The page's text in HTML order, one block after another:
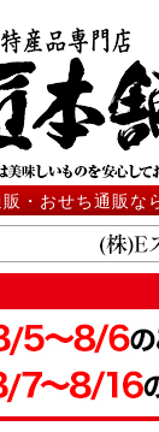
・おせち通販な